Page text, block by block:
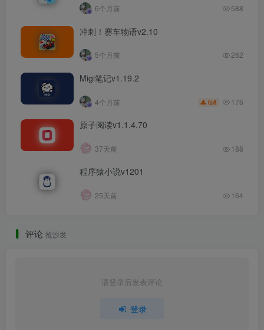
6个月前 588
冲刺！赛车物语v2.10
5个月前 262
Migi笔记v1.19.2
4个月前 8 176
原子阅读v1.1.4.70
37天前 188
程序猿小说v1201
25天前 164
评论 抢沙发
请登录后发表评论
登录